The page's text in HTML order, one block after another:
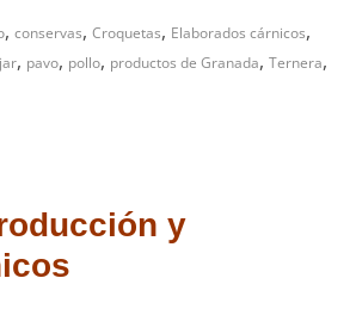
, conservas, Croquetas, Elaborados cárnicos,
, pavo, pollo, productos de Granada, Ternera,
y